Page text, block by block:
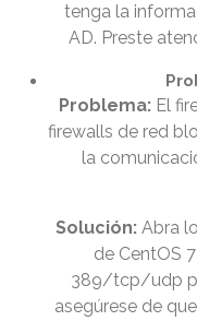
tenga la
AD. Preste
Problema:El
firewalls de red
la
Solución:Abra
de CentOS
389/tcp/udp
asegúrese de